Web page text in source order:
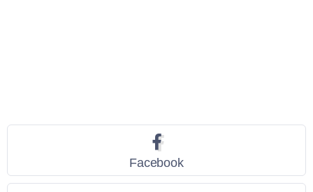
Facebook